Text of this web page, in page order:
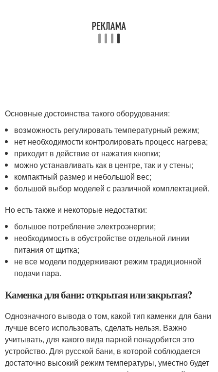
Основные достоинства такого оборудования:
возможность регулировать температурный режим;
нет необходимости контролировать процесс нагрева;
приходит в действие от нажатия кнопки;
можно устанавливать как в центре, так и у стены;
компактный размер и небольшой вес;
большой выбор моделей с различной комплектацией.
Но есть также и некоторые недостатки:
большое потребление электроэнергии;
необходимость в обустройстве отдельной линии
питания от щитка;
не все модели поддерживают режим традиционной
подачи пара.
Каменка для бани: открытая или закрытая?
Однозначного вывода о том, какой тип каменки для бани
лучше всего использовать, сделать нельзя. Важно
учитывать, для какого вида парной понадобится это
устройство. Для русской бани, в которой соблюдается
достаточно высокий режим температуры, уместно будет